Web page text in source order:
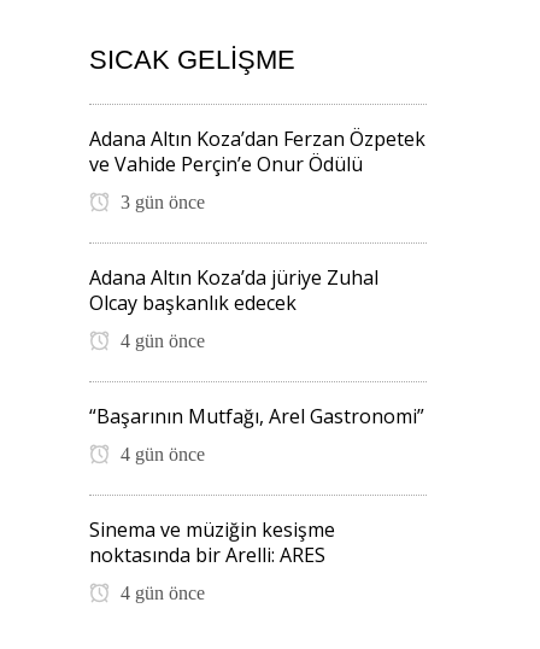
SICAK GELIŞME
Adana Altın Koza’dan Ferzan Özpetek
ve Vahide Perçin’e Onur Ödülü
3 gün önce
Adana Altın Koza’da jüriye Zuhal
Olcay başkanlık edecek
4 gün önce
“Başarının Mutfağı, Arel Gastronomi”
4 gün önce
Sinema ve müziğin kesişme
noktasında bir Arelli: ARES
4 gün önce